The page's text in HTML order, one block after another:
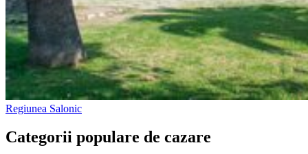
Regiunea Salonic
Categorii populare de cazare